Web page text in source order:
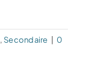
, Secondaire
0